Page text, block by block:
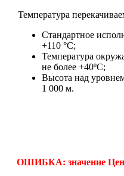
Температура
Стандартное
+110 °С;
Температура
не более +40ºС;
Высота над
1 000 м.
ОШИБКА: значение